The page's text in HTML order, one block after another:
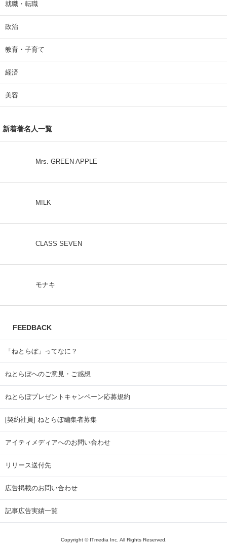
就職・転職
政治
教育・子育て
経済
美容
新着著名人一覧
Mrs. GREEN APPLE
M!LK
CLASS SEVEN
モナキ
FEEDBACK
「ねとらぼ」ってなに？
ねとらぼへのご意見・ご感想
ねとらぼプレゼントキャンペーン応募規約
[契約社員] ねとらぼ編集者募集
アイティメディアへのお問い合わせ
リリース送付先
広告掲載のお問い合わせ
記事広告実績一覧
Copyright © ITmedia Inc. All Rights Reserved.